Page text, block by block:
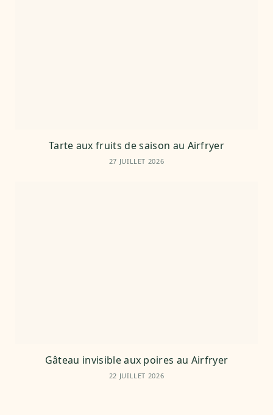
Tarte aux fruits de saison au Airfryer
27 JUILLET 2026
Gâteau invisible aux poires au Airfryer
22 JUILLET 2026